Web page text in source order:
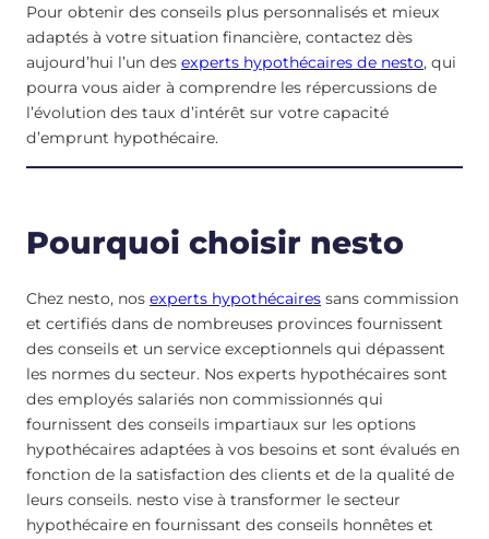
Pour obtenir des conseils plus personnalisés et mieux
adaptés à votre situation financière, contactez dès
aujourd’hui l’un des experts hypothécaires de nesto, qui
pourra vous aider à comprendre les répercussions de
l’évolution des taux d’intérêt sur votre capacité
d’emprunt hypothécaire.
Pourquoi choisir nesto
Chez nesto, nos experts hypothécaires sans commission
et certifiés dans de nombreuses provinces fournissent
des conseils et un service exceptionnels qui dépassent
les normes du secteur. Nos experts hypothécaires sont
des employés salariés non commissionnés qui
fournissent des conseils impartiaux sur les options
hypothécaires adaptées à vos besoins et sont évalués en
fonction de la satisfaction des clients et de la qualité de
leurs conseils. nesto vise à transformer le secteur
hypothécaire en fournissant des conseils honnêtes et